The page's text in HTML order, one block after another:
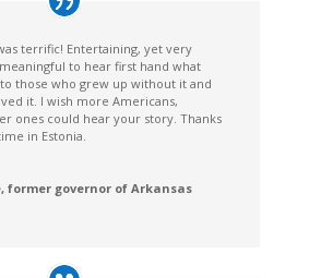
terrific! Entertaining, yet very
to hear first hand what
those who grew up without it and
it. I wish more Americans,
ones could hear your story. Thanks
in Estonia.
former governor of Arkansas